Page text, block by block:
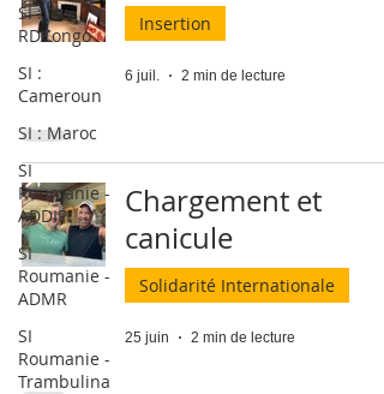
SI :
RDCongo
SI :
Cameroun
SI : Maroc
SI
Roumanie -
ADDIP
SI
Roumanie -
ADMR
SI
Roumanie -
Trambulina
Insertion
6 juil. 2 min de lecture
Chargement et
canicule
Solidarité Internationale
25 juin 2 min de lecture